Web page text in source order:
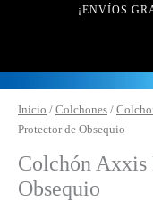
¡ENVÍOS
Inicio / Colchones /
Protector de Obsequio
Colchón Axxis
Obsequio
Colchón
Axxis
+
Protector